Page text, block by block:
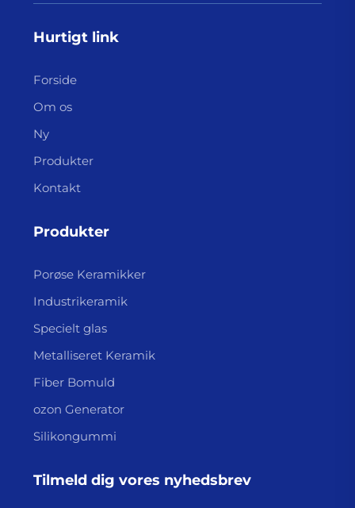
Hurtigt link
Forside
Om os
Ny
Produkter
Kontakt
Produkter
Porøse Keramikker
Industrikeramik
Specielt glas
Metalliseret Keramik
Fiber Bomuld
ozon Generator
Silikongummi
Tilmeld dig vores nyhedsbrev